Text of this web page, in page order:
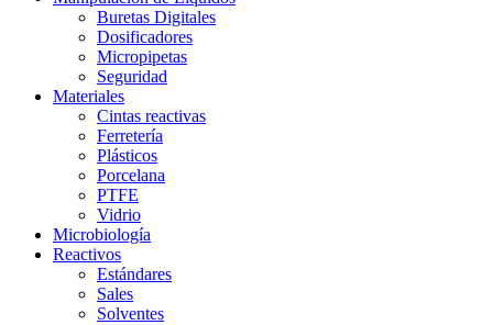
Buretas Digitales
Dosificadores
Micropipetas
Seguridad
Materiales
Cintas reactivas
Ferretería
Plásticos
Porcelana
PTFE
Vidrio
Microbiología
Reactivos
Estándares
Sales
Solventes